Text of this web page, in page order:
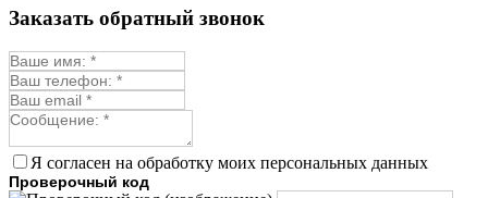
Заказать обратный звонок
Я согласен на обработку моих персональных данных
Проверочный код